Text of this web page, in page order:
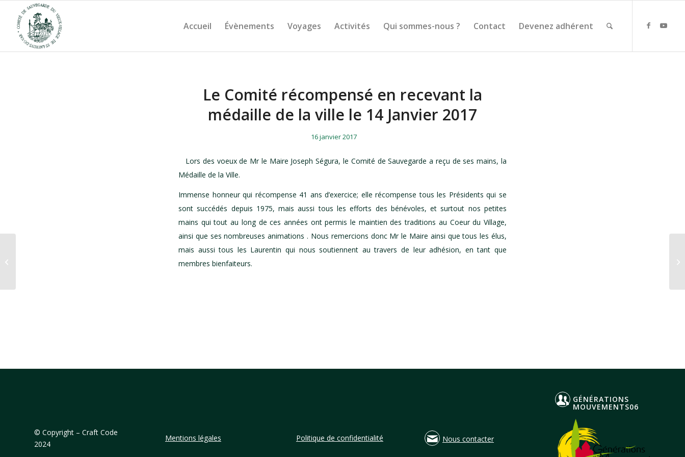
Accueil Évènements Voyages Activités Qui sommes-nous ? Contact Devenez adhérent
Le Comité récompensé en recevant la
médaille de la ville le 14 Janvier 2017
16 janvier 2017
Lors des voeux de Mr le Maire Joseph Ségura, le Comité de Sauvegarde a reçu de ses mains, la
Médaille de la Ville.
Immense honneur qui récompense 41 ans d’exercice; elle récompense tous les Présidents qui se
sont succédés depuis 1975, mais aussi tous les efforts des bénévoles, et surtout nos petites
mains qui tout au long de ces années ont permis le maintien des traditions au Coeur du Village,
ainsi que ses nombreuses animations . Nous remercions donc Mr le Maire ainsi que tous les élus,
mais aussi tous les Laurentin qui nous soutiennent au travers de leur adhésion, en tant que
membres bienfaiteurs.
© Copyright – Craft Code
2024
Mentions légales Politique de confidentialité Nous contacter
GÉNÉRATIONS
MOUVEMENTS06